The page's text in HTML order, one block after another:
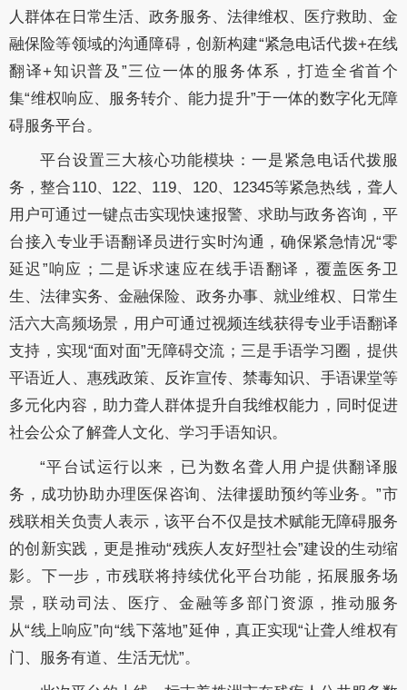
人群体在日常生活、政务服务、法律维权、医疗救助、金
融保险等领域的沟通障碍，创新构建“紧急电话代拨+在线
翻译+知识普及”三位一体的服务体系，打造全省首个
集“维权响应、服务转介、能力提升”于一体的数字化无障
碍服务平台。
平台设置三大核心功能模块：一是紧急电话代拨服
务，整合110、122、119、120、12345等紧急热线，聋人
用户可通过一键点击实现快速报警、求助与政务咨询，平
台接入专业手语翻译员进行实时沟通，确保紧急情况“零
延迟”响应；二是诉求速应在线手语翻译，覆盖医务卫
生、法律实务、金融保险、政务办事、就业维权、日常生
活六大高频场景，用户可通过视频连线获得专业手语翻译
支持，实现“面对面”无障碍交流；三是手语学习圈，提供
平语近人、惠残政策、反诈宣传、禁毒知识、手语课堂等
多元化内容，助力聋人群体提升自我维权能力，同时促进
社会公众了解聋人文化、学习手语知识。
“平台试运行以来，已为数名聋人用户提供翻译服
务，成功协助办理医保咨询、法律援助预约等业务。”市
残联相关负责人表示，该平台不仅是技术赋能无障碍服务
的创新实践，更是推动“残疾人友好型社会”建设的生动缩
影。下一步，市残联将持续优化平台功能，拓展服务场
景，联动司法、医疗、金融等多部门资源，推动服务
从“线上响应”向“线下落地”延伸，真正实现“让聋人维权有
门、服务有道、生活无忧”。